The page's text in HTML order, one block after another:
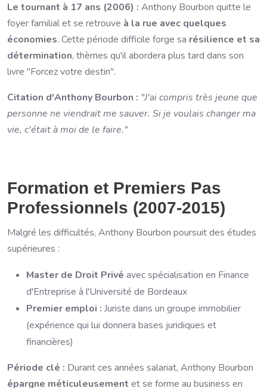
Le tournant à 17 ans (2006) : Anthony Bourbon quitte le
foyer familial et se retrouve à la rue avec quelques
économies. Cette période difficile forge sa résilience et sa
détermination, thèmes qu'il abordera plus tard dans son
livre "Forcez votre destin".
Citation d'Anthony Bourbon : "J'ai compris très jeune que
personne ne viendrait me sauver. Si je voulais changer ma
vie, c'était à moi de le faire."
Formation et Premiers Pas
Professionnels (2007-2015)
Malgré les difficultés, Anthony Bourbon poursuit des études
supérieures :
Master de Droit Privé avec spécialisation en Finance
d'Entreprise à l'Université de Bordeaux
Premier emploi : Juriste dans un groupe immobilier
(expérience qui lui donnera bases juridiques et
financières)
Période clé : Durant ces années salariat, Anthony Bourbon
épargne méticuleusement et se forme au business en